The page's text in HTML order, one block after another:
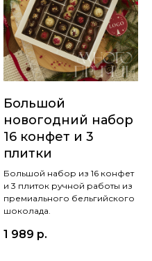
Большой
новогодний набор
16 конфет и 3
плитки
Большой набор из 16 конфет
и 3 плиток ручной работы из
премиального бельгийского
шоколада.
1 989 р.